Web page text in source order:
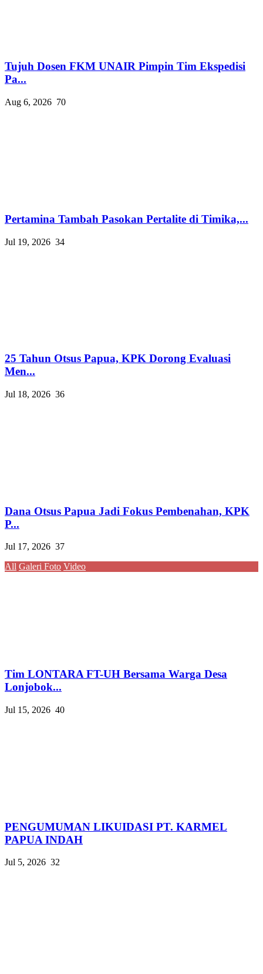
Tujuh Dosen FKM UNAIR Pimpin Tim Ekspedisi
Pa...
Aug 6, 2026 70
Pertamina Tambah Pasokan Pertalite di Timika,...
Jul 19, 2026 34
25 Tahun Otsus Papua, KPK Dorong Evaluasi
Men...
Jul 18, 2026 36
Dana Otsus Papua Jadi Fokus Pembenahan, KPK
P...
Jul 17, 2026 37
All Galeri Foto Video
Tim LONTARA FT-UH Bersama Warga Desa
Lonjobok...
Jul 15, 2026 40
PENGUMUMAN LIKUIDASI PT. KARMEL
PAPUA INDAH
Jul 5, 2026 32